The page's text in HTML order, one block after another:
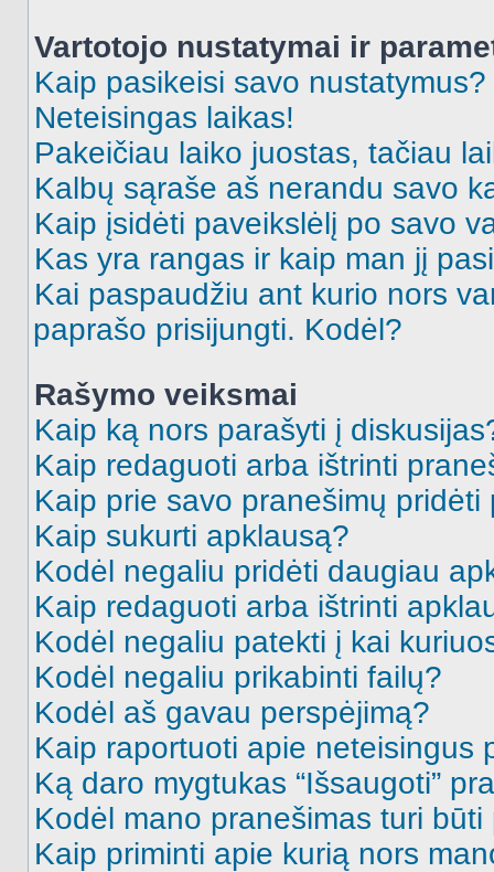
Vartotojo nustatymai ir
Kaip pasikeisi savo nustatymus?
Neteisingas laikas!
Pakeičiau laiko juostas, tačiau
Kalbų sąraše aš nerandu savo
Kaip įsidėti paveikslėlį po savo
Kas yra rangas ir kaip man jį
Kai paspaudžiu ant kurio nors
paprašo prisijungti. Kodėl?
Rašymo veiksmai
Kaip ką nors parašyti į
Kaip redaguoti arba ištrinti
Kaip prie savo pranešimų pridėti
Kaip sukurti apklausą?
Kodėl negaliu pridėti daugiau
Kaip redaguoti arba ištrinti
Kodėl negaliu patekti į kai
Kodėl negaliu prikabinti failų?
Kodėl aš gavau perspėjimą?
Kaip raportuoti apie neteisingus
Ką daro mygtukas “Išsaugoti”
Kodėl mano pranešimas turi būti
Kaip priminti apie kurią nors